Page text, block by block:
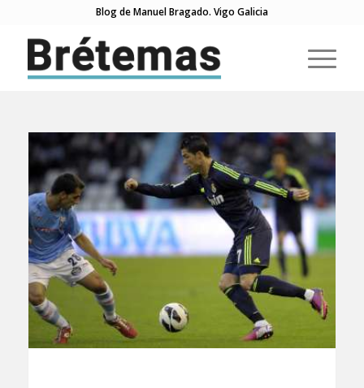
Blog de Manuel Bragado. Vigo Galicia